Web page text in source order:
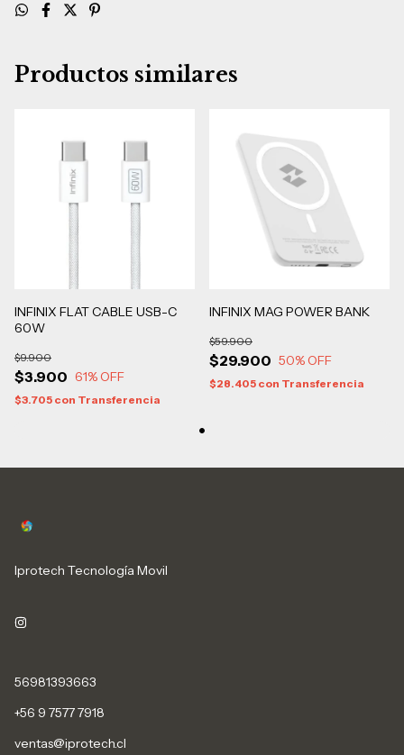
Productos similares
INFINIX FLAT CABLE USB-C
60W
$3.900
$9.900
61% OFF
$3.705 con Transferencia
INFINIX MAG POWER BANK
$29.900
$59.900
50% OFF
$28.405 con Transferencia
Iprotech Tecnología Movil
56981393663
+56 9 7577 7918
ventas@iprotech.cl